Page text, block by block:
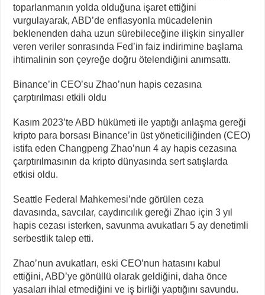
toparlanmanın yolda olduğuna işaret ettiğini
vurgulayarak, ABD’de enflasyonla mücadelenin
beklenenden daha uzun sürebileceğine ilişkin sinyaller
veren veriler sonrasında Fed’in faiz indirimine başlama
ihtimalinin son çeyreğe doğru ötelendiğini anımsattı.
Binance’in CEO’su Zhao’nun hapis cezasına
çarptırılması etkili oldu
Kasım 2023’te ABD hükümeti ile yaptığı anlaşma gereği
kripto para borsası Binance’in üst yöneticiliğinden (CEO)
istifa eden Changpeng Zhao’nun 4 ay hapis cezasına
çarptırılmasının da kripto dünyasında sert satışlarda
etkisi oldu.
Seattle Federal Mahkemesi’nde görülen ceza
davasında, savcılar, caydırıcılık gereği Zhao için 3 yıl
hapis cezası isterken, savunma avukatları 5 ay denetimli
serbestlik talep etti.
Zhao’nun avukatları, eski CEO’nun hatasını kabul
ettiğini, ABD’ye gönüllü olarak geldiğini, daha önce
yasaları ihlal etmediğini ve iş birliği yaptığını savundu.